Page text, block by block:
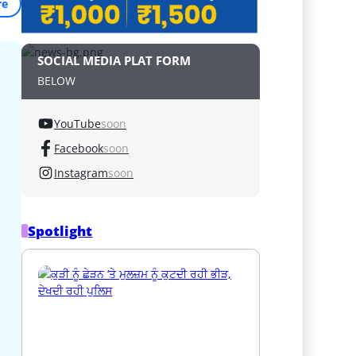
SOCIAL MEDIA PLAT FORM
BELOW
YouTubesoon
Facebooksoon
Instagramsoon
Spotlight